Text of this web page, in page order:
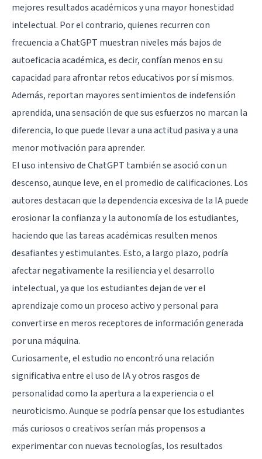
mejores resultados académicos y una mayor honestidad
intelectual. Por el contrario, quienes recurren con
frecuencia a ChatGPT muestran niveles más bajos de
autoeficacia académica, es decir, confían menos en su
capacidad para afrontar retos educativos por sí mismos.
Además, reportan mayores sentimientos de indefensión
aprendida, una sensación de que sus esfuerzos no marcan la
diferencia, lo que puede llevar a una actitud pasiva y a una
menor motivación para aprender.
El uso intensivo de ChatGPT también se asoció con un
descenso, aunque leve, en el promedio de calificaciones. Los
autores destacan que la dependencia excesiva de la IA puede
erosionar la confianza y la autonomía de los estudiantes,
haciendo que las tareas académicas resulten menos
desafiantes y estimulantes. Esto, a largo plazo, podría
afectar negativamente la resiliencia y el desarrollo
intelectual, ya que los estudiantes dejan de ver el
aprendizaje como un proceso activo y personal para
convertirse en meros receptores de información generada
por una máquina.
Curiosamente, el estudio no encontró una relación
significativa entre el uso de IA y otros rasgos de
personalidad como la apertura a la experiencia o el
neuroticismo. Aunque se podría pensar que los estudiantes
más curiosos ocreativosserían más propensos a
experimentar con nuevas tecnologías, los resultados